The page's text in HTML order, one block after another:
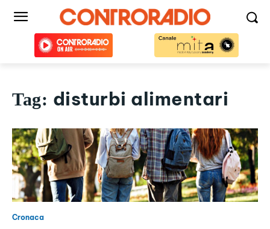
Tag: disturbi alimentari
Cronaca